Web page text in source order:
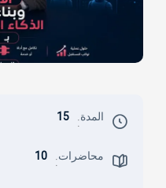
المدة:
15
محاضرات:
10